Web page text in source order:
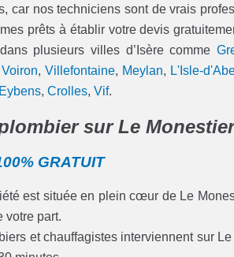
car nos techniciens sont de vrais
prêts à établir votre devis
plusieurs villes d’Isère comme
Voiron,Villefontaine, Meylan, L'Isle-
Eybens,Crolles,Vif.
sur Le
GRATUIT
est située en plein cœur de Le
votre part.
et chauffagistes interviennent sur